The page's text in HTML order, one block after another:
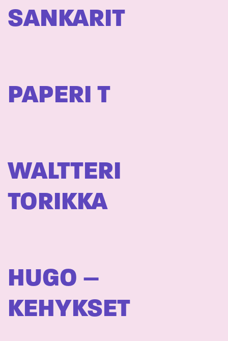
SANKARIT
PAPERI T
WALTTERI
TORIKKA
HUGO –
KEHYKSET